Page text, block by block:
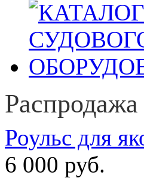
Распродажа
Роульс для
6 000 руб.